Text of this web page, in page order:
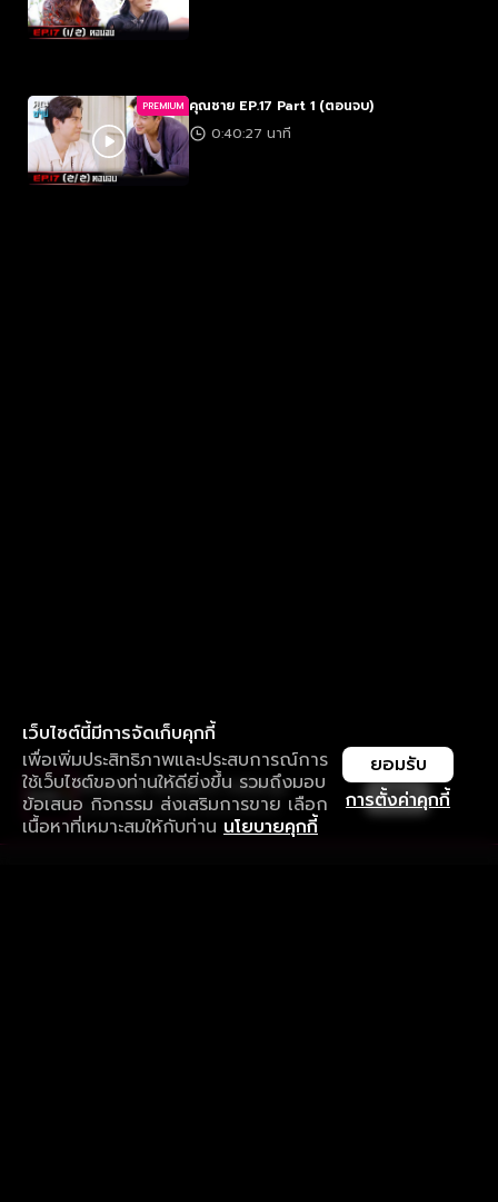
PREMIUM คุณชาย EP.17 Part 1 (ตอนจบ)
0:40:27 นาที
เว็บไซต์นี้มีการจัดเก็บคุกกี้
เพื่อเพิ่มประสิทธิภาพและประสบการณ์การ
ใช้เว็บไซต์ของท่านให้ดียิ่งขึ้น รวมถึงมอบ
ข้อเสนอ กิจกรรม ส่งเสริมการขาย เลือก
เนื้อหาที่เหมาะสมให้กับท่าน นโยบายคุกกี้
การตั้งค่าคุกกี้
ยอมรับ
ใช้งานแอป ลื่นไหลกว่า ไม่มีสะดุด
ดาวน์โหลดแอปเพื่อการรับชมที่ดีกว่า เปิด